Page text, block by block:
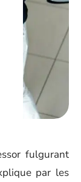
fulgurant
par les